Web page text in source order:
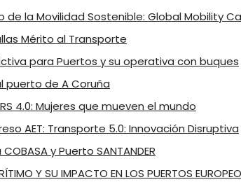
de la Movilidad Sostenible: Global Mobility
Mérito al Transporte
para Puertos y su operativa con buques
puerto de A Coruña
4.0: Mujeres que mueven el mundo
AET: Transporte 5.0: Innovación Disruptiva
y Puerto SANTANDER
Y SU IMPACTO EN LOS PUERTOS